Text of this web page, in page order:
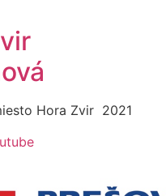
Hora Zvir 2021